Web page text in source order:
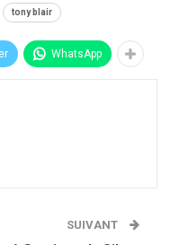
tony blair
WhatsApp
SUIVANT